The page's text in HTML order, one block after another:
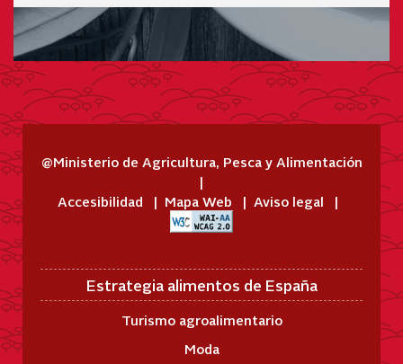
@Ministerio de Agricultura, Pesca y Alimentación
Accesibilidad Mapa Web Aviso legal
Estrategia alimentos de España
Turismo agroalimentario
Moda